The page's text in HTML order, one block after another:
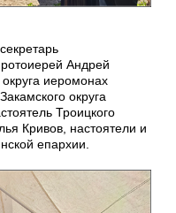
Андрей
иеромонах
округа
Троицкого
Кривов, настоятели и
епархии.